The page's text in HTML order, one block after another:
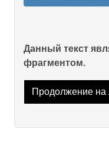
Данный текст
фрагментом.
Продолжение на